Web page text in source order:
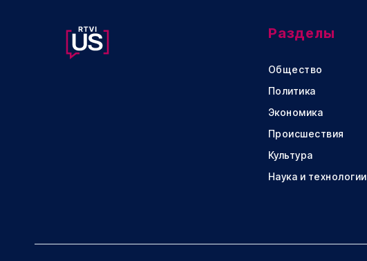
Разделы
Общество
Политика
Экономика
Происшествия
Культура
Наука и технологии